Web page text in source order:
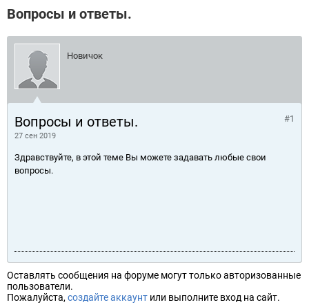
Вопросы и ответы.
Новичок
Вопросы и ответы.
27 сен 2019
#1
Здравствуйте, в этой теме Вы можете задавать любые свои
вопросы.
Оставлять сообщения на форуме могут только авторизованные
пользователи.
Пожалуйста, создайте аккаунт или выполните вход на сайт.